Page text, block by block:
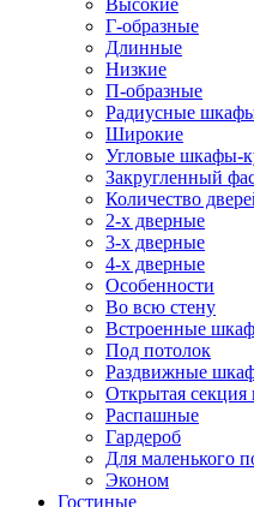
Высокие
Г-образные
Длинные
Низкие
П-образные
Радиусные
Широкие
Угловые шкафы-
Закругленный
Количество
2-х дверные
3-х дверные
4-х дверные
Особенности
Во всю стену
Встроенные
Под потолок
Раздвижные
Открытая секция
Распашные
Гардероб
Для маленького
Эконом
Гостиные